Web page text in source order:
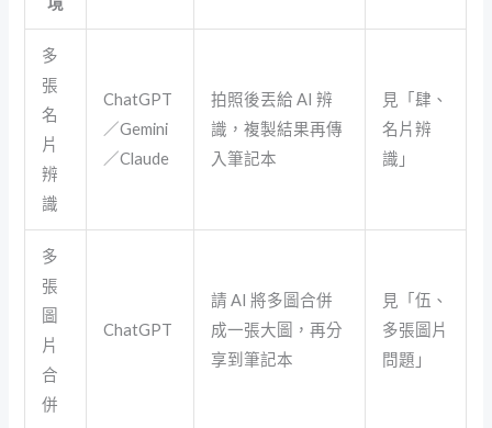
多
張
名
片
辨
識
ChatGPT
／Gemini
／Claude
拍照後丟給 AI 辨
識，複製結果再傳
入筆記本
見「肆、
名片辨
識」
多
張
圖
片
合
併
ChatGPT
請 AI 將多圖合併
成一張大圖，再分
享到筆記本
見「伍、
多張圖片
問題」